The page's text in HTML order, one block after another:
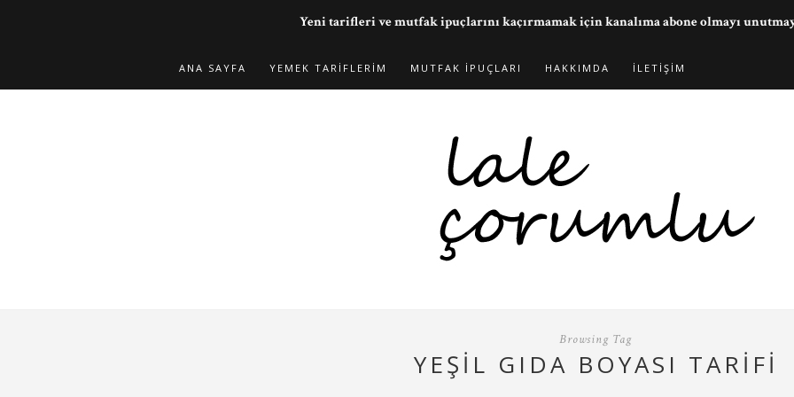
ANA SAYFA YEMEK TARIFLERIM MUTFAK İPUÇLARI HAKKIMDA İLETIŞIM
Browsing Tag
YEŞIL GIDA BOYASI TARIFI
Yeni tarifleri ve mutfak ipuçlarını kaçırmamak için kanalıma abone olmayı